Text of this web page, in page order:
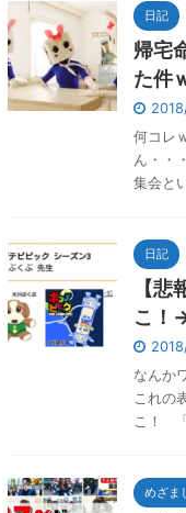
日記
帰宅
た件
何コレ
ん・・
集会と
日記
【
こ！
なんか
これの
こ！
めざま